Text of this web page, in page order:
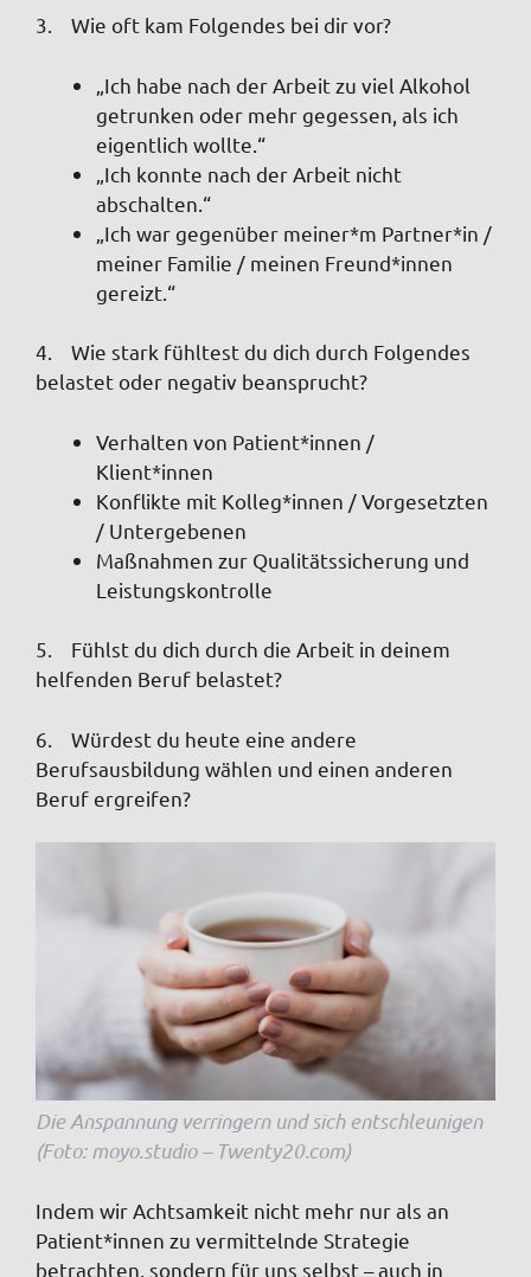
3. Wie oft kam Folgendes bei dir vor?
„Ich habe nach der Arbeit zu viel Alkohol
getrunken oder mehr gegessen, als ich
eigentlich wollte.“
„Ich konnte nach der Arbeit nicht
abschalten.“
„Ich war gegenüber meiner*m Partner*in /
meiner Familie / meinen Freund*innen
gereizt.“
4. Wie stark fühltest du dich durch Folgendes
belastet oder negativ beansprucht?
Verhalten von Patient*innen /
Klient*innen
Konflikte mit Kolleg*innen / Vorgesetzten
/ Untergebenen
Maßnahmen zur Qualitätssicherung und
Leistungskontrolle
5. Fühlst du dich durch die Arbeit in deinem
helfenden Beruf belastet?
6. Würdest du heute eine andere
Berufsausbildung wählen und einen anderen
Beruf ergreifen?
Die Anspannung verringern und sich entschleunigen
(Foto: moyo.studio – Twenty20.com)
Indem wir Achtsamkeit nicht mehr nur als an
Patient*innen zu vermittelnde Strategie
betrachten, sondern für uns selbst – auch in